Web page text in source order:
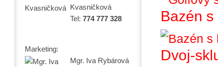
Bazén
Dvoj-
Kvasničková
Tel: 774 777 328
Marketing:
Mgr. Iva Rybárová